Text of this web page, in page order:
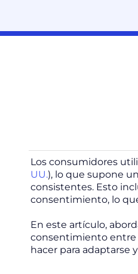
Los consumidores
UU.), lo que supone
consistentes. Esto
consentimiento, lo
En este artículo,
consentimiento entre
hacer para adaptarse